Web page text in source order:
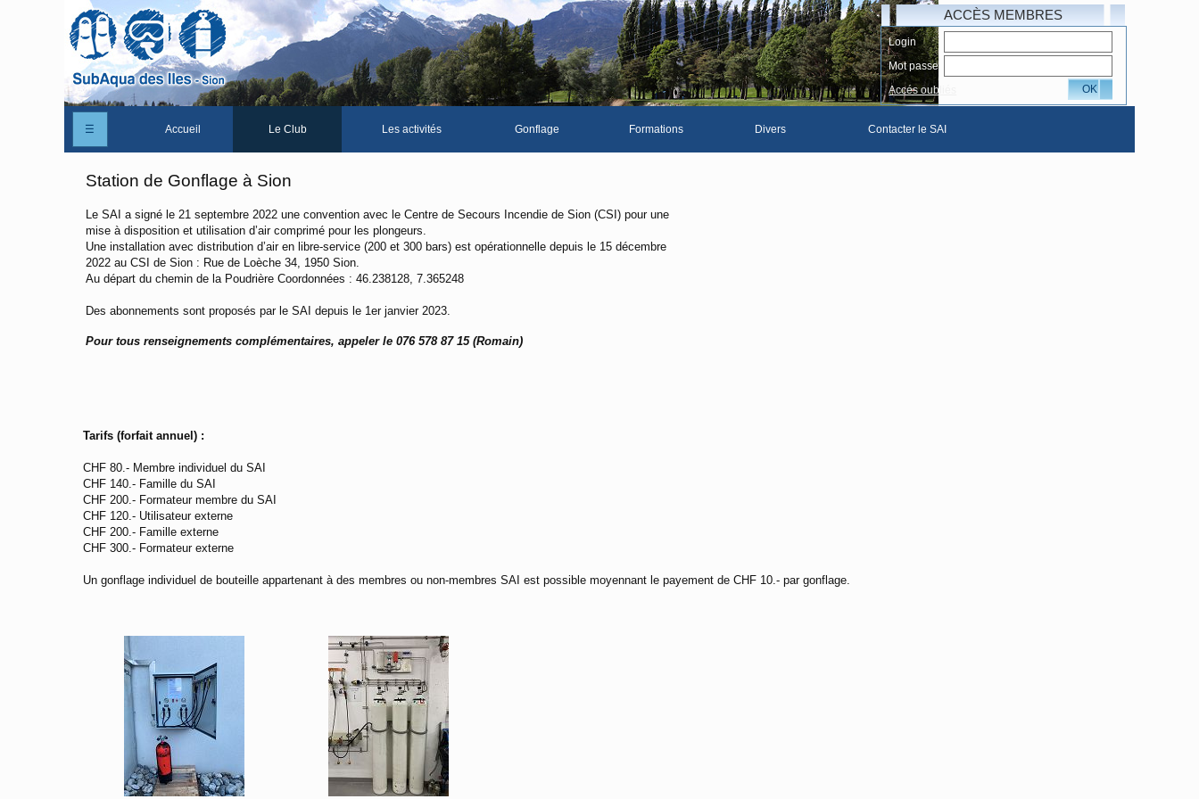
ACCÈS MEMBRES
Login
Mot passe
Accés oubliés
OK
☰ Accueil Le Club
Le comité
Les membres du club
Les activités Gonflage Formations Divers Contacter le SAI
Station de Gonflage à Sion
Le SAI a signé le 21 septembre 2022 une convention avec le Centre de Secours Incendie de Sion (CSI) pour une
mise à disposition et utilisation d’air comprimé pour les plongeurs.
Une installation avec distribution d’air en libre-service (200 et 300 bars) est opérationnelle depuis le 15 décembre
2022 au CSI de Sion : Rue de Loèche 34, 1950 Sion.
Au départ du chemin de la Poudrière Coordonnées : 46.238128, 7.365248
Des abonnements sont proposés par le SAI depuis le 1er janvier 2023.
Pour tous renseignements complémentaires, appeler le 076 578 87 15 (Romain)
Tarifs (forfait annuel) :
CHF 80.- Membre individuel du SAI
CHF 140.- Famille du SAI
CHF 200.- Formateur membre du SAI
CHF 120.- Utilisateur externe
CHF 200.- Famille externe
CHF 300.- Formateur externe
Un gonflage individuel de bouteille appartenant à des membres ou non-membres SAI est possible moyennant le payement de CHF 10.- par gonflage.